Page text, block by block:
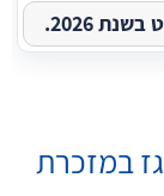
2026.
במזכרת